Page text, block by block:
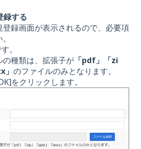
録する
登録画面が表示されるので、必要項
。
種類は、拡張子が 「pdf」「zi
のファイルのみとなります。
をクリックします。